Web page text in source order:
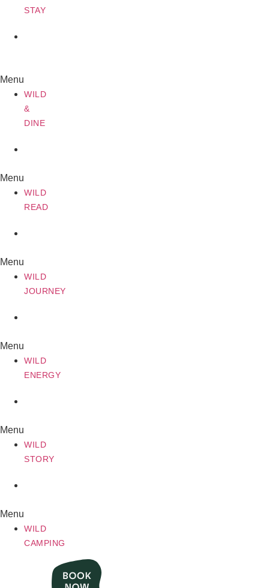
STAY
Menu
WILD
&
DINE
Menu
WILD
READ
Menu
WILD
JOURNEY
Menu
WILD
ENERGY
Menu
WILD
STORY
Menu
WILD
CAMPING